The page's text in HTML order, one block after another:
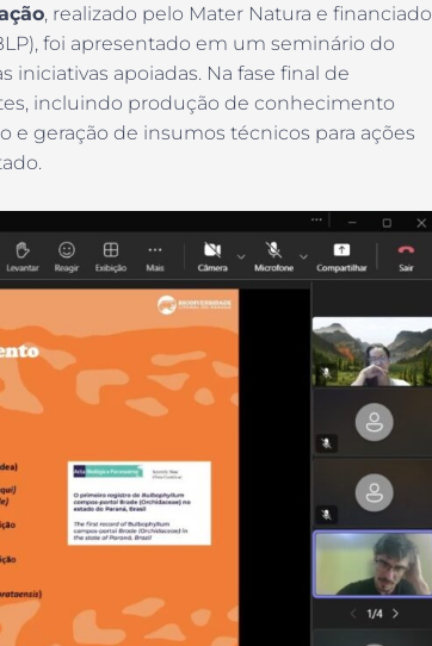
, realizado pelo Mater Natura e financiado
foi apresentado em um seminário do
iniciativas apoiadas. Na fase final de
incluindo produção de conhecimento
e geração de insumos técnicos para ações